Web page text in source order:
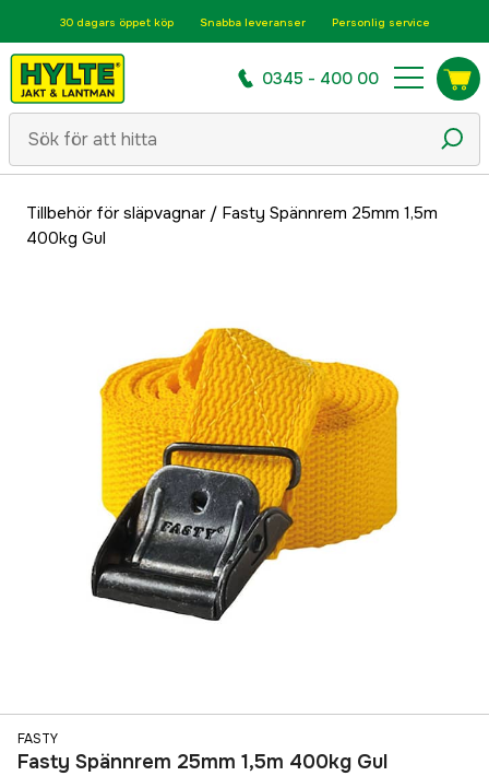
30 dagars öppet köp Snabba leveranser Personlig service
0345 - 400 00
Tillbehör för släpvagnar/ Fasty Spännrem 25mm 1,5m
400kg Gul
FASTY
Fasty Spännrem 25mm 1,5m 400kg Gul